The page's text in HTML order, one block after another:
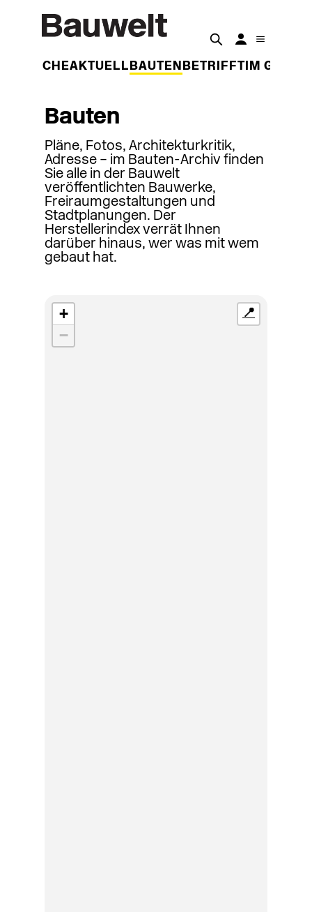
WOCHEAKTUELL BAUTEN BETRIFFT IM
Bauten
Pläne, Fotos, Architekturkritik,
Adresse – im Bauten-Archiv finden
Sie alle in der Bauwelt
veröffentlichten Bauwerke,
Freiraumgestaltungen und
Stadtplanungen. Der
Herstellerindex verrät Ihnen
darüber hinaus, wer was mit wem
gebaut hat.
+
−
📍